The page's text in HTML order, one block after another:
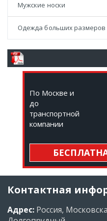
Мужские носки
Одежда больших размеров
По Москве и
до
транспортной
компании
Контактная
Адрес: Россия,